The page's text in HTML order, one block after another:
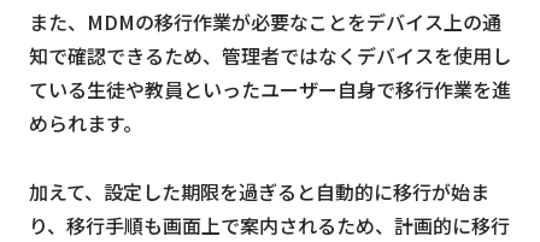
また、MDMの移行作業が必要なことをデバイス上の通
知で確認できるため、管理者ではなくデバイスを使用し
ている生徒や教員といったユーザー自身で移行作業を進
められます。
加えて、設定した期限を過ぎると自動的に移行が始ま
り、移行手順も画面上で案内されるため、計画的に移行